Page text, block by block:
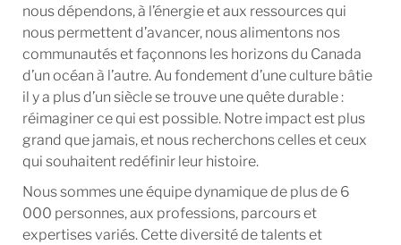
nous dépendons, à l’énergie et aux ressources qui
nous permettent d’avancer, nous alimentons nos
communautés et façonnons les horizons du Canada
d’un océan à l’autre. Au fondement d’une culture bâtie
il y a plus d’un siècle se trouve une quête durable :
réimaginer ce qui est possible. Notre impact est plus
grand que jamais, et nous recherchons celles et ceux
qui souhaitent redéfinir leur histoire.
Nous sommes une équipe dynamique de plus de 6
000 personnes, aux professions, parcours et
expertises variés. Cette diversité de talents et